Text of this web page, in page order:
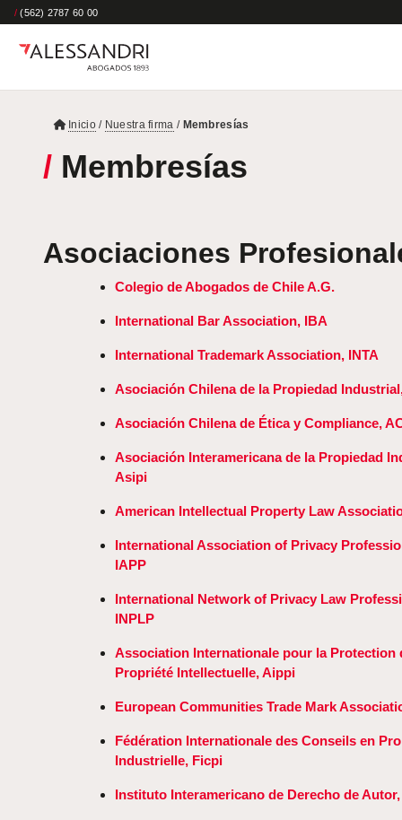
/ (562) 2787 60 00
Inicio/ Nuestra firma / Membresías
/ Membresías
Asociaciones
Colegio de Abogados de Chile A.G.
International Bar Association, IBA
International Trademark Association, INTA
Asociación Chilena de la Propiedad
Asociación Chilena de Ética y Compliance,
Asociación Interamericana de la Propiedad
Asipi
American Intellectual Property Law
International Association of Privacy
IAPP
International Network of Privacy Law
INPLP
Association Internationale pour la Protection
Propriété Intellectuelle, Aippi
European Communities Trade Mark
Fédération Internationale des Conseils en
Industrielle, Ficpi
Instituto Interamericano de Derecho de